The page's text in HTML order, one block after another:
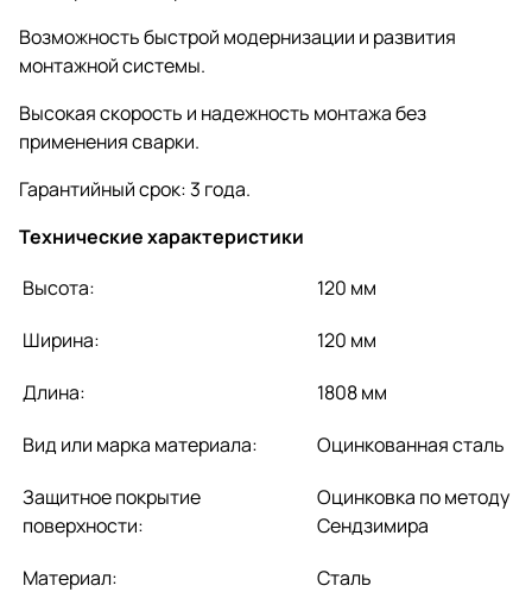
Возможность быстрой модернизации и развития
монтажной системы.
Высокая скорость и надежность монтажа без
применения сварки.
Гарантийный срок: 3 года.
Технические характеристики
Высота:
120 мм
Ширина:
120 мм
Длина:
1808 мм
Вид или марка материала:
Оцинкованная сталь
Защитное покрытие
поверхности:
Оцинковка по методу
Сендзимира
Материал:
Сталь